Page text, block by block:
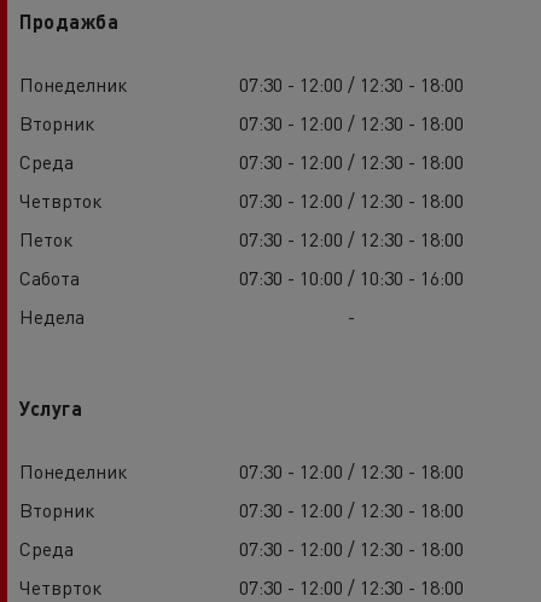
Продажба
Понеделник
07:30 - 12:00 / 12:30 - 18:00
Вторник
07:30 - 12:00 / 12:30 - 18:00
Среда
07:30 - 12:00 / 12:30 - 18:00
Четврток
07:30 - 12:00 / 12:30 - 18:00
Петок
07:30 - 12:00 / 12:30 - 18:00
Сабота
07:30 - 10:00 / 10:30 - 16:00
Недела
-
Услуга
Понеделник
07:30 - 12:00 / 12:30 - 18:00
Вторник
07:30 - 12:00 / 12:30 - 18:00
Среда
07:30 - 12:00 / 12:30 - 18:00
Четврток
07:30 - 12:00 / 12:30 - 18:00